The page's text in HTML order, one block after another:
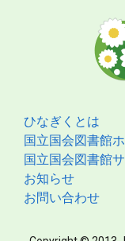
ひなぎくとは
国立国会図書館
国立国会図書館
お知らせ
お問い合わせ